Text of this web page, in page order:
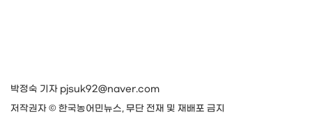
박정숙 기자 pjsuk92@naver.com
저작권자 © 한국농어민뉴스, 무단 전재 및 재배포 금지